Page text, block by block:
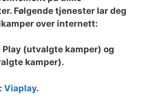
Følgende tjenester lar deg
over internett:
Play (utvalgte kamper) og
kamper).
Viaplay.